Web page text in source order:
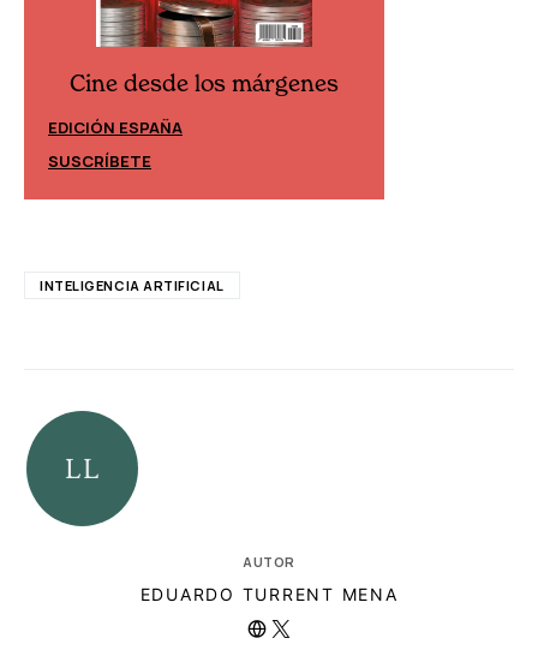
Cine desde los márgenes
EDICIÓN ESPAÑA
SUSCRÍBETE
INTELIGENCIA ARTIFICIAL
AUTOR
EDUARDO TURRENT MENA